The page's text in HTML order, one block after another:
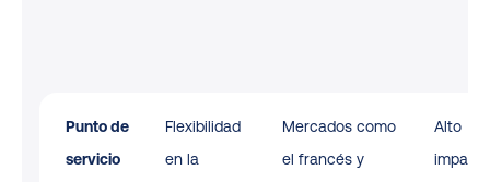
Punto de
servicio
Flexibilidad
en la
Mercados como
el francés y
Alto
impacto